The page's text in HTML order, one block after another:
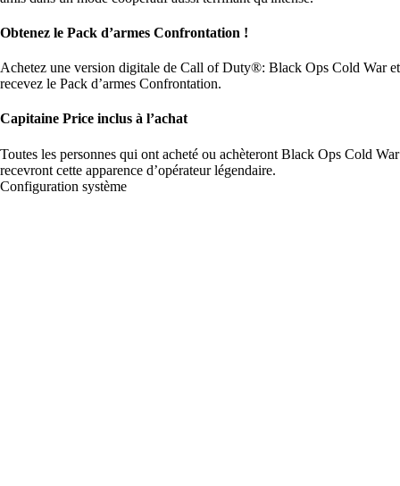
Obtenez le Pack d’armes Confrontation !
Achetez une version digitale de Call of Duty®: Black Ops Cold War et
recevez le Pack d’armes Confrontation.
Capitaine Price inclus à l’achat
Toutes les personnes qui ont acheté ou achèteront Black Ops Cold War
recevront cette apparence d’opérateur légendaire.
Configuration système